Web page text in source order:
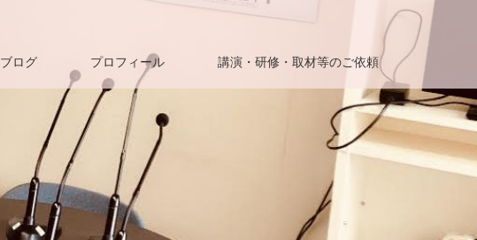
ブログ プロフィール 講演・研修・取材等のご依頼